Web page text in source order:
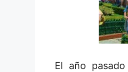
El año